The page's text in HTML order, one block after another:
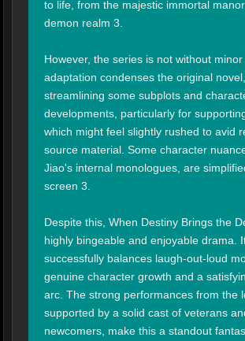
to life, from the majestic immortal
demon realm 3.
However, the series is not without
adaptation condenses the original novel,
streamlining some subplots and
developments, particularly for
which might feel slightly rushed to avid
source material. Some character
Jiao's internal monologues, are
screen 3.
Despite this, When Destiny Brings the
highly bingeable and enjoyable drama.
successfully balances laugh-out-loud
genuine character growth and a
arc. The strong performances from the
supported by a solid cast of veterans
newcomers, make this a standout